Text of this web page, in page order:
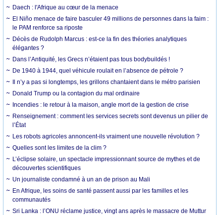
Daech : l'Afrique au cœur de la menace
El Niño menace de faire basculer 49 millions de personnes dans la faim :
le PAM renforce sa riposte
Décès de Rudolph Marcus : est-ce la fin des théories analytiques
élégantes ?
Dans l’Antiquité, les Grecs n’étaient pas tous bodybuildés !
De 1940 à 1944, quel véhicule roulait en l’absence de pétrole ?
Il n’y a pas si longtemps, les grillons chantaient dans le métro parisien
Donald Trump ou la contagion du mal ordinaire
Incendies : le retour à la maison, angle mort de la gestion de crise
Renseignement : comment les services secrets sont devenus un pilier de
l’État
Les robots agricoles annoncent-ils vraiment une nouvelle révolution ?
Quelles sont les limites de la clim ?
L’éclipse solaire, un spectacle impressionnant source de mythes et de
découvertes scientifiques
Un journaliste condamné à un an de prison au Mali
En Afrique, les soins de santé passent aussi par les familles et les
communautés
Sri Lanka : l’ONU réclame justice, vingt ans après le massacre de Muttur